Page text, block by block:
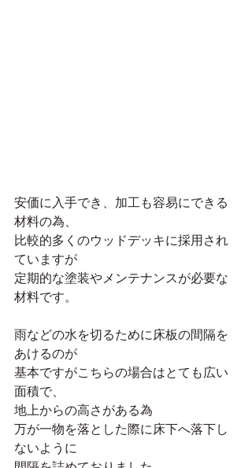
安価に入手でき、加工も容易にできる
材料の為、
比較的多くのウッドデッキに採用され
ていますが
定期的な塗装やメンテナンスが必要な
材料です。
雨などの水を切るために床板の間隔を
あけるのが
基本ですがこちらの場合はとても広い
面積で、
地上からの高さがある為
万が一物を落とした際に床下へ落下し
ないように